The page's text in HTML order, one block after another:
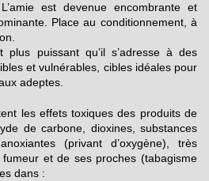
est devenue encombrante et
Place au conditionnement, à
plus puissant qu’il s’adresse à des
et vulnérables, cibles idéales pour
adeptes.
les effets toxiques des produits de
de carbone, dioxines, substances
(privant d’oxygène), très
et de ses proches (tabagisme
dans :